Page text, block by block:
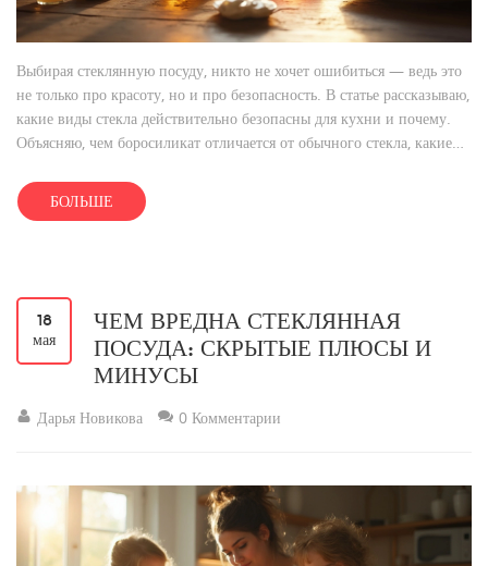
Выбирая стеклянную посуду, никто не хочет ошибиться — ведь это
не только про красоту, но и про безопасность. В статье рассказываю,
какие виды стекла действительно безопасны для кухни и почему.
Объясняю, чем боросиликат отличается от обычного стекла, какие
при покупке. Покажу, как стекло ведёт себя при нагревании и
почему не всякое подходит для духовки. Вы узнаете чёткие правила
БОЛЬШЕ
18
мая
ЧЕМ ВРЕДНА СТЕКЛЯННАЯ
ПОСУДА: СКРЫТЫЕ ПЛЮСЫ И
МИНУСЫ
Дарья Новикова 0 Комментарии